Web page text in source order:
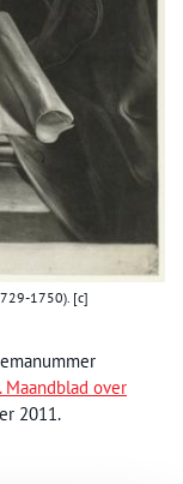
1750). [c]
Maandblad over
2011.